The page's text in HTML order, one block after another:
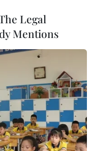
tháo
văn
Legal
Mentions